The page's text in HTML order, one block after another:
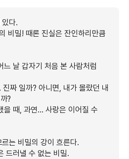
다.
비밀! 때론 진실은 잔인하리만큼
날 갑자기 처음 본 사람처럼
짜 일까? 아니면, 내가 몰랐던 내
?
을 때, 과연... 사랑은 이어질 수
는 비밀의 강이 흐른다.
드러낼 수 없는 비밀.